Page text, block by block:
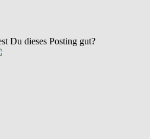
Du dieses Posting gut?